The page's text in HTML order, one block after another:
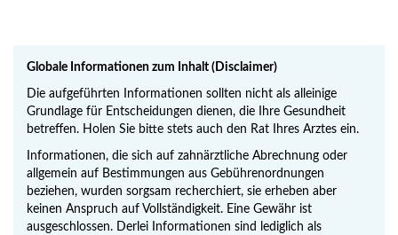
Globale Informationen zum Inhalt (Disclaimer)
Die aufgeführten Informationen sollten nicht als alleinige
Grundlage für Entscheidungen dienen, die Ihre Gesundheit
betreffen. Holen Sie bitte stets auch den Rat Ihres Arztes ein.
Informationen, die sich auf zahnärztliche Abrechnung oder
allgemein auf Bestimmungen aus Gebührenordnungen
beziehen, wurden sorgsam recherchiert, sie erheben aber
keinen Anspruch auf Vollständigkeit. Eine Gewähr ist
ausgeschlossen. Derlei Informationen sind lediglich als